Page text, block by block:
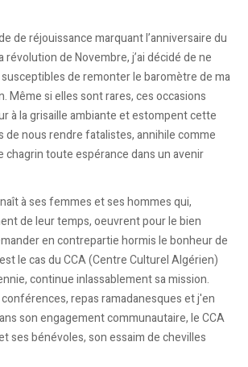
de réjouissance marquant l’anniversaire du
de Novembre, j’ai décidé de ne
de remonter le baromètre de ma
Même si elles sont rares, ces occasions
à la grisaille ambiante et estompent cette
de nous rendre fatalistes, annihile comme
chagrin toute espérance dans un avenir
à ses femmes et ses hommes qui,
de leur temps, oeuvrent pour le bien
en contrepartie hormis le bonheur de
le cas du CCA (Centre Culturel Algérien)
continue inlassablement sa mission.
repas ramadanesques et j'en
son engagement communautaire, le CCA
ses bénévoles, son essaim de chevilles